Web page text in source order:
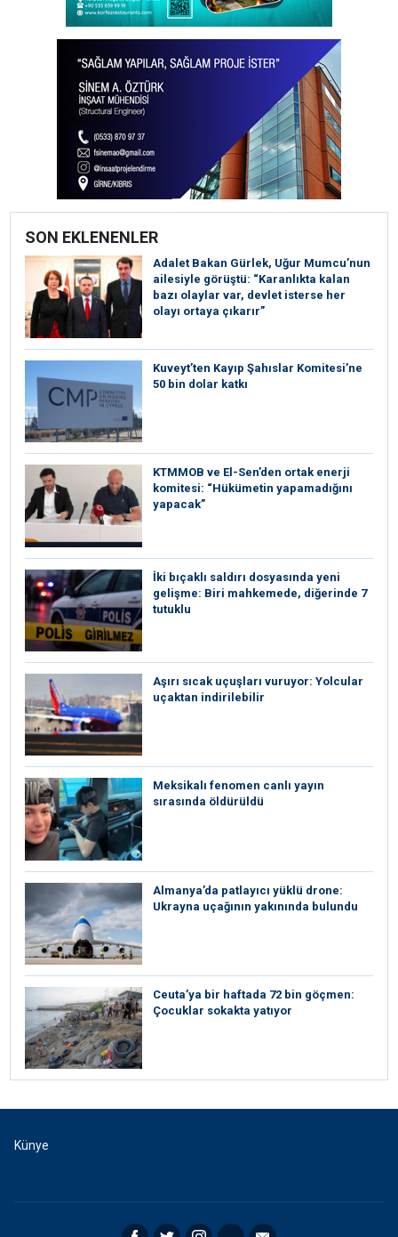
SON EKLENENLER
Adalet Bakan Gürlek, Uğur Mumcu’nun
ailesiyle görüştü: “Karanlıkta kalan
bazı olaylar var, devlet isterse her
olayı ortaya çıkarır”
Kuveyt’ten Kayıp Şahıslar Komitesi’ne
50 bin dolar katkı
KTMMOB ve El-Sen’den ortak enerji
komitesi: “Hükümetin yapamadığını
yapacak”
İki bıçaklı saldırı dosyasında yeni
gelişme: Biri mahkemede, diğerinde 7
tutuklu
Aşırı sıcak uçuşları vuruyor: Yolcular
uçaktan indirilebilir
Meksikalı fenomen canlı yayın
sırasında öldürüldü
Almanya’da patlayıcı yüklü drone:
Ukrayna uçağının yakınında bulundu
Ceuta’ya bir haftada 72 bin göçmen:
Çocuklar sokakta yatıyor
Künye